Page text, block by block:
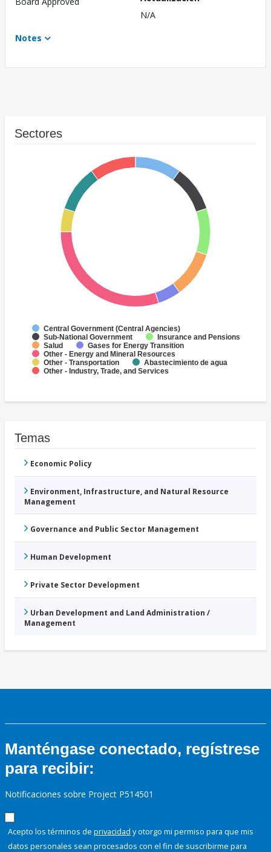
N/A
Notes
Sectores
Central Government (Central Agencies)
Sub-National Government
Insurance and Pensions
Salud
Gases for Energy Transition
Other - Energy and Mineral Resources
Other - Transportation
Abastecimiento de agua
Other - Industry, Trade, and Services
Temas
Economic Policy
Environment, Infrastructure, and Natural Resource
Management
Governance and Public Sector Management
Human Development
Private Sector Development
Urban Development and Land Administration /
Management
Manténgase conectado, regístrese
para recibir:
Notificaciones sobre Project P514501
Acepto los términos de privacidad y otorgo mi permiso para que mis
datos personales sean procesados con el fin de suscribirme para